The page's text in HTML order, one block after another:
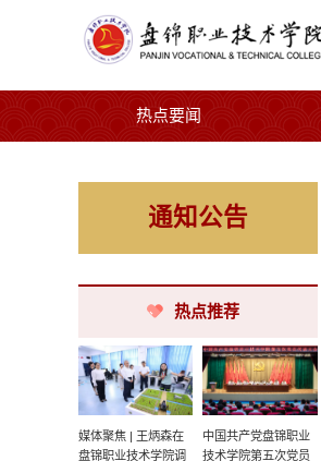
热点要闻
通知公告
热点推荐
媒体聚焦 | 王炳森在
盘锦职业技术学院调
中国共产党盘锦职业
技术学院第五次党员